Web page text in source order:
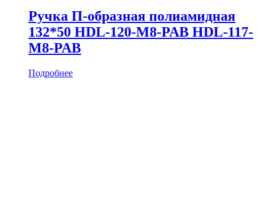
Ручка П-образная полиамидная
132*50 HDL-120-M8-PAB HDL-117-
M8-PAB
Подробнее